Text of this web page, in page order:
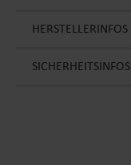
HERSTELLERINFOS
SICHERHEITSINFOS